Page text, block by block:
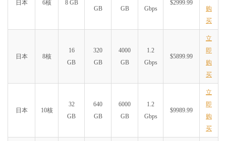
日本 6核 8 GB
GB
GB
Gbps
$2999.99
购
买
日本 8核
16
GB
320
GB
4000
GB
1.2
Gbps
$5899.99
立
即
购
买
日本 10核
32
GB
640
GB
6000
GB
1.2
Gbps
$9989.99
立
即
购
买